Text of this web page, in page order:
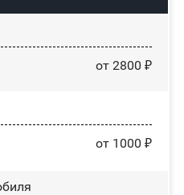
от 2800 ₽
от 1000 ₽